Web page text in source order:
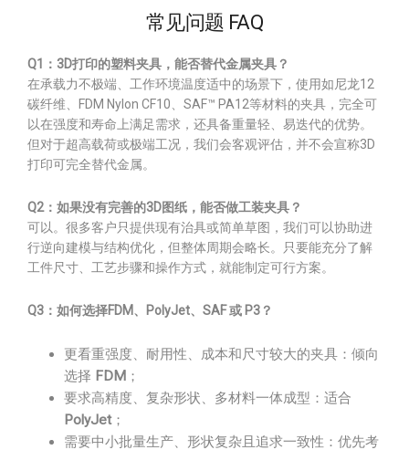
常见问题 FAQ
Q1：3D打印的塑料夹具，能否替代金属夹具？
在承载力不极端、工作环境温度适中的场景下，使用如尼龙12
碳纤维、FDM Nylon CF10、SAF™ PA12等材料的夹具，完全可
以在强度和寿命上满足需求，还具备重量轻、易迭代的优势。
但对于超高载荷或极端工况，我们会客观评估，并不会宣称3D
打印可完全替代金属。
Q2：如果没有完善的3D图纸，能否做工装夹具？
可以。很多客户只提供现有治具或简单草图，我们可以协助进
行逆向建模与结构优化，但整体周期会略长。只要能充分了解
工件尺寸、工艺步骤和操作方式，就能制定可行方案。
Q3：如何选择FDM、PolyJet、SAF 或 P3？
更看重强度、耐用性、成本和尺寸较大的夹具：倾向
选择 FDM ；
要求高精度、复杂形状、多材料一体成型：适合
PolyJet；
需要中小批量生产、形状复杂且追求一致性：优先考